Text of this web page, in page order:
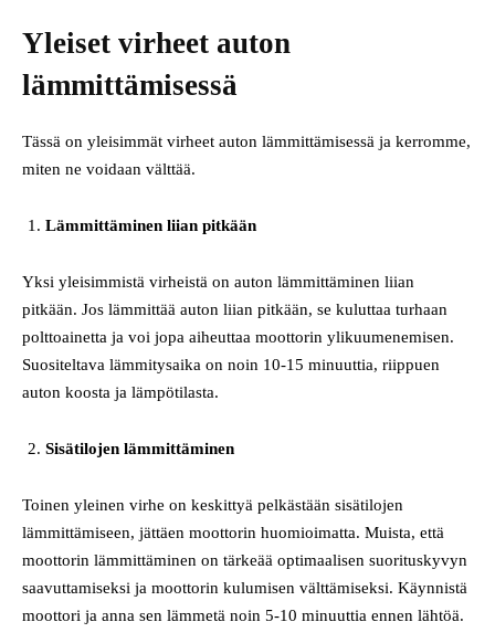
Yleiset virheet auton
lämmittämisessä
Tässä on yleisimmät virheet auton lämmittämisessä ja kerromme,
miten ne voidaan välttää.
Lämmittäminen liian pitkään
Yksi yleisimmistä virheistä on auton lämmittäminen liian
pitkään. Jos lämmittää auton liian pitkään, se kuluttaa turhaan
polttoainetta ja voi jopa aiheuttaa moottorin ylikuumenemisen.
Suositeltava lämmitysaika on noin 10-15 minuuttia, riippuen
auton koosta ja lämpötilasta.
Sisätilojen lämmittäminen
Toinen yleinen virhe on keskittyä pelkästään sisätilojen
lämmittämiseen, jättäen moottorin huomioimatta. Muista, että
moottorin lämmittäminen on tärkeää optimaalisen suorituskyvyn
saavuttamiseksi ja moottorin kulumisen välttämiseksi. Käynnistä
moottori ja anna sen lämmetä noin 5-10 minuuttia ennen lähtöä.